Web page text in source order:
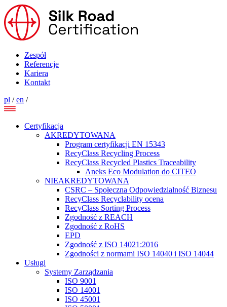
Zespół
Referencje
Kariera
Kontakt
pl / en /
Certyfikacja
AKREDYTOWANA
Program certyfikacji EN 15343
RecyClass Recycling Process
RecyClass Recycled Plastics Traceability
Aneks Eco Modulation do CITEO
NIEAKREDYTOWANA
CSRC – Społeczna Odpowiedzialność Biznesu
RecyClass Recyclability ocena
RecyClass Sorting Process
Zgodność z REACH
Zgodność z RoHS
EPD
Zgodność z ISO 14021:2016
Zgodności z normami ISO 14040 i ISO 14044
Usługi
Systemy Zarządzania
ISO 9001
ISO 14001
ISO 45001